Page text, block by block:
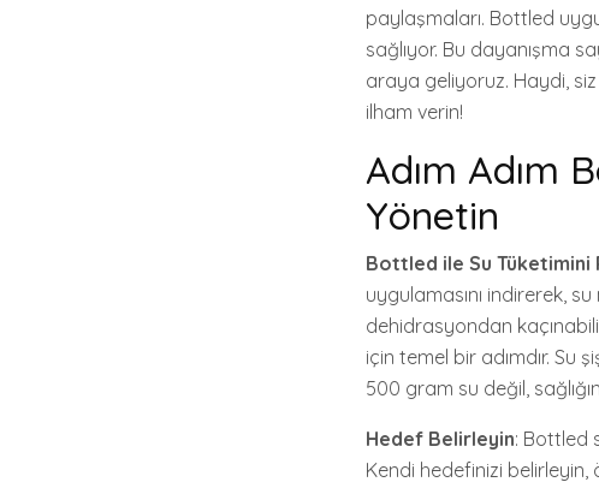
paylaşmaları. Bottled
sağlıyor. Bu dayanışma
araya geliyoruz. Haydi, siz
ilham verin!
Adım Adım
Yönetin
Bottled ile Su Tüketimini
uygulamasını indirerek,
dehidrasyondan
için temel bir adımdır. Su
500 gram su değil,
Hedef Belirleyin: Bottled
Kendi hedefinizi belirleyin,